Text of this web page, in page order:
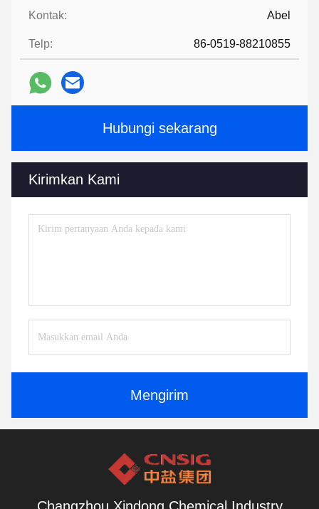
Kontak: Abel
Telp: 86-0519-88210855
Hubungi sekarang
Kirimkan Kami
Mengirim